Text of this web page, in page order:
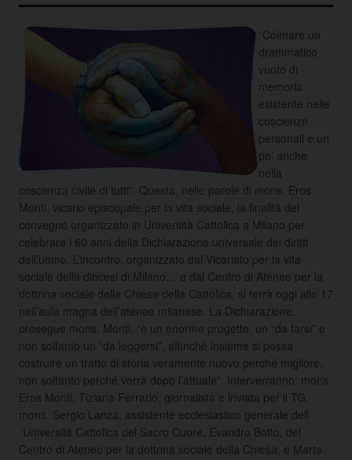
“Colmare un
drammatico
vuoto di
memoria
esistente nelle
coscienze
personali e un
po’ anche
nella
coscienza civile di tutti”. Questa, nelle parole di mons. Eros
Monti, vicario episcopale per la vita sociale, la finalità del
convegno organizzato in Università Cattolica a Milano per
celebrare i 60 anni della Dichiarazione universale dei diritti
dell’uomo. L’incontro, organizzato dal Vicariato per la vita
sociale della diocesi di Milano…
e dal Centro di Ateneo per la
dottrina sociale della Chiesa della Cattolica, si terrà oggi alle 17
nell’aula magna dell’ateneo milanese. La Dichiarazione,
prosegue mons. Monti, “è un enorme progetto, un “da farsi” e
non soltanto un “da leggersi”, affinché insieme si possa
costruire un tratto di storia veramente nuovo perché migliore,
non soltanto perché verrà dopo l’attuale”. Interverranno: mons.
Eros Monti, Tiziana Ferrario, giornalista e inviata per il TG,
mons. Sergio Lanza, assistente ecclesiastico generale dell
´Università Cattolica del Sacro Cuore, Evandro Botto, del
Centro di Ateneo per la dottrina sociale della Chiesa, e Marta